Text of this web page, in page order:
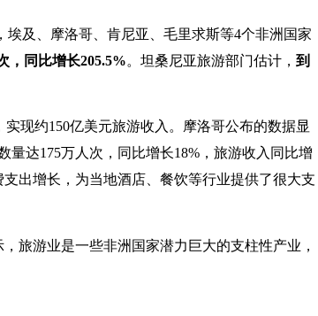
及、摩洛哥、肯尼亚、毛里求斯等4个非洲国家
，同比增长205.5%。坦桑尼亚旅游部门估计， 到
现约150亿美元旅游收入。摩洛哥公布的数据显
量达175万人次，同比增长18%，旅游收入同比增
出增长，为当地酒店、餐饮等行业提供了很大支
旅游业是一些非洲国家潜力巨大的支柱性产业，